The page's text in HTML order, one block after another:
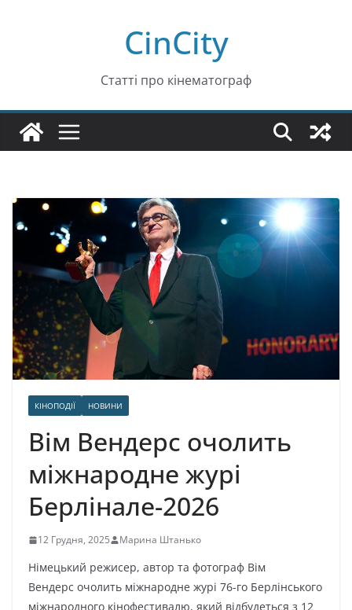
CinCity
Статті про кінематограф
КІНОПОДІЇ НОВИНИ
Вім Вендерс очолить
міжнародне журі
Берлінале-2026
12 Грудня, 2025 Марина Штанько
Німецький режисер, автор та фотограф Вім
Вендерс очолить міжнародне журі 76-го Берлінського
міжнародного кінофестивалю, який відбудеться з 12